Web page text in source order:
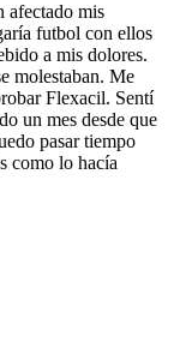
afectado mis
futbol con ellos
a mis dolores.
molestaban. Me
Flexacil. Sentí
un mes desde que
pasar tiempo
como lo hacía